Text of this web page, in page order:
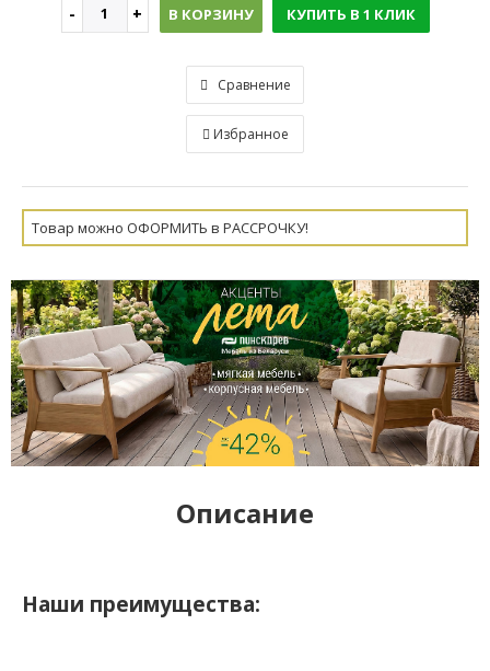
В КОРЗИНУ КУПИТЬ В 1 КЛИК
Сравнение
Избранное
Товар можно ОФОРМИТЬ в РАССРОЧКУ!
Описание
Наши преимущества: